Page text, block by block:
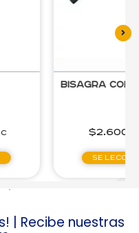
Bisagra
$2.600
| Recibe nuestras